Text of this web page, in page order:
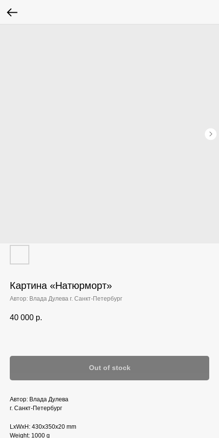
Картина «Натюрморт»‎
Автор: Влада Дулева г. Санкт-Петербург
40 000 р.
Out of stock
Автор: Влада Дулева
г. Санкт-Петербург
LxWxH: 430x350x20 mm
Weight: 1000 g